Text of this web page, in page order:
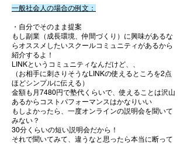
一般社会人の場合の例文：
・ 自分でそのまま提案
もし副業（成長環境、仲間づくり）に興味があるな
らオススメしたいスクールコミュニティがあるから
紹介するよ！
LINKというコミュニティなんだけど、、
（お相手に刺さりそうなLINKの使えるところを2点
ほどシンプルに伝える）​
金額も月7480円で塾代くらいで、使えることは沢山
あるからコストパフォーマンスはかなりいい
もしよかったら、一度オンラインの説明会を聞いて
みない？
30分くらいの短い説明会だから！​
それで聞いてみて、違うなと思ったら本当に断って